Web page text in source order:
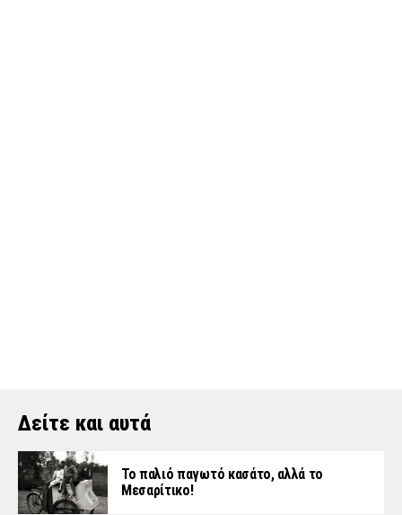
Δείτε και αυτά
Το παλιό παγωτό κασάτο, αλλά το
Μεσαρίτικο!